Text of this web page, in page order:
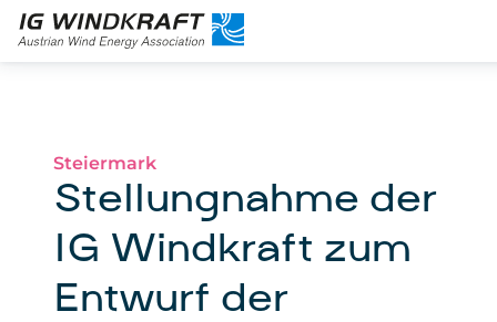
Steiermark
Stellungnahme der
IG Windkraft zum
Entwurf der